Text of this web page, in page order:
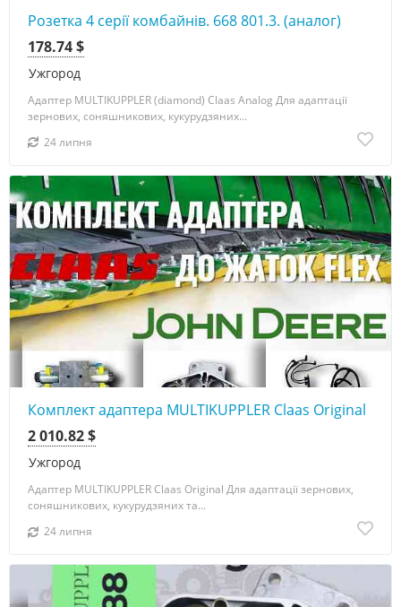
Розетка 4 серії комбайнів. 668 801.3. (аналог)
Ужгород
178.74 $
Адаптер MULTIKUPPLER (diamond) Claas Analog Для адаптації
зернових, соняшникових, кукурудзяних...
24 липня
Комплект адаптера MULTIKUPPLER Claas Original
Ужгород
2 010.82 $
Адаптер MULTIKUPPLER Claas Original Для адаптації зернових,
соняшникових, кукурудзяних та...
24 липня